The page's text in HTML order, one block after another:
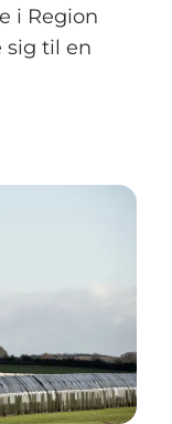
i Region
sig til en